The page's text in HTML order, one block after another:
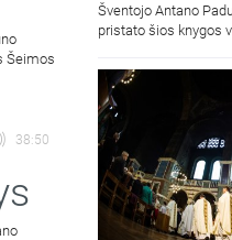
Šeimos
38:50
Šventojo Antano
pristato šios knygos
moralinės teologijos